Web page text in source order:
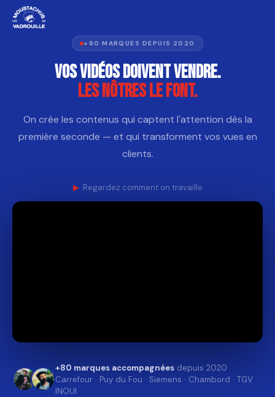
+80 MARQUES DEPUIS 2020
Vos vidéos doivent vendre.
Les nôtres le font.
On crée les contenus qui captent l'attention dès la
première seconde — et qui transforment vos vues en
clients.
Regardez comment on travaille
+80 marques accompagnées depuis 2020
Carrefour · Puy du Fou · Siemens · Chambord · TGV
INOUI